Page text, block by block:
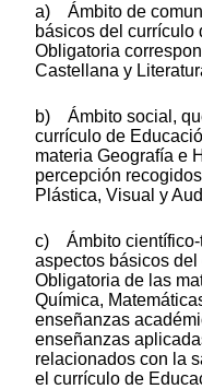
a) Ámbito de
básicos del currículo
Obligatoria
Castellana y
b) Ámbito social,
currículo de
materia Geografía e
percepción
Plástica, Visual y
c) Ámbito científico-
aspectos básicos
Obligatoria de las
Química,
enseñanzas
enseñanzas
relacionados con la
el currículo de